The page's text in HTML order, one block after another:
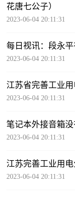
花唐七公子）
2023-06-04 20:11:31
每日视讯：段永平
2023-06-04 20:11:31
江苏省完善工业
2023-06-04 20:11:31
笔记本外接音箱
2023-06-04 20:11:31
江苏完善工业用
2023-06-04 20:11:31